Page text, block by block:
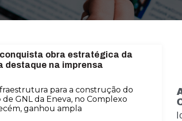
obra estratégica da
destaque na imprensa
para a construção do
GNL da Eneva, no Complexo
ganhou ampla